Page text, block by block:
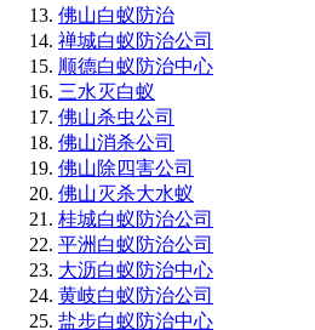
佛山白蚁防治
禅城白蚁防治公司
顺德白蚁防治中心
三水灭白蚁
佛山杀虫公司
佛山消杀公司
佛山除四害公司
佛山灭杀大水蚁
桂城白蚁防治公司
平洲白蚁防治公司
大沥白蚁防治中心
黄岐白蚁防治公司
盐步白蚁防治中心